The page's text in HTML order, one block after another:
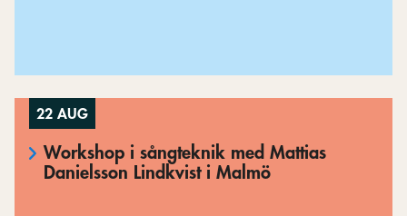
22 AUG
Workshop i sångteknik med Mattias
Danielsson Lindkvist i Malmö